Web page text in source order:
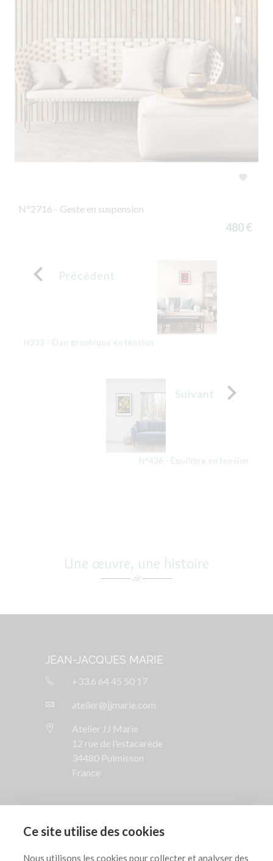
Ce site utilise des cookies
Nous utilisons les cookies pour collecter et analyser des

N°2716 - Geste en suspension
480 €
 Précédent
H233 - Élan graphique en tension
Suivant 
N°436 - Équilibre en tension
Une œuvre, une histoire
JEAN-JACQUES MARIE
+33.6 64 45 50 17
atelier@jjmarie.com
Atelier JJ Marie
12 rue de l'estacarède
34480 Puimisson
France